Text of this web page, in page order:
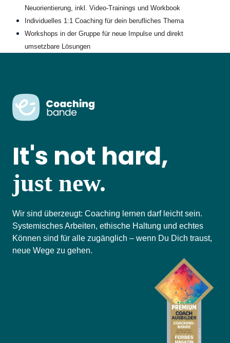
Neuorientierung, inkl. Video-Trainings und Workbook
Individuelles 1:1 Coaching für dein berufliches Thema
Workshops in der Gruppe für neue Impulse und direkt
umsetzbare Lösungen
It's not hard,
just new.
Wir sind überzeugt: Coaching lernen darf leicht sein.
Systemisches Arbeiten, ethische Haltung und echtes
Können sind für alle zugänglich – wenn Du Dich traust,
neue Wege zu gehen.